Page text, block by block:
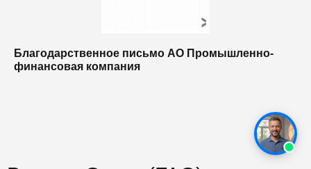
Благодарственное письмо АО Промышленно-
финансовая компания